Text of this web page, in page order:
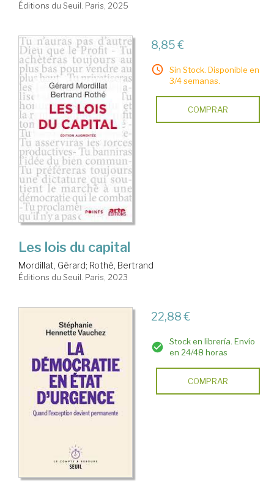
Éditions du Seuil. Paris, 2025
8,85 €
Sin Stock. Disponible en
3/4 semanas.
COMPRAR
Les lois du capital
Mordillat, Gérard; Rothé, Bertrand
Éditions du Seuil. Paris, 2023
22,88 €
Stock en librería. Envío
en 24/48 horas
COMPRAR